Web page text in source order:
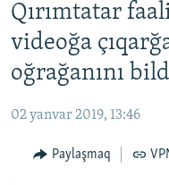
qaytmaq
Baş
navigatsiyağa
qaytmaq
Qıdıruvğa
qaytmaq
SİYASET
İQTİSADİYAT
MEDENİYET
İNSAN AQLARI
Qırımtatar
videoğa
oğrağanını
02 yanvar 2019, 13:46
Paylaşmaq